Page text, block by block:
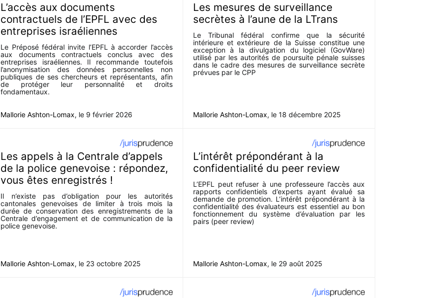
L’accès aux documents
contractuels de l’EPFL avec des
entreprises israéliennes
Le Préposé fédéral invite l’EPFL à accorder l’accès
aux documents contractuels conclus avec des
entreprises israéliennes. Il recommande toutefois
l’anonymisation des données personnelles non
publiques de ses chercheurs et représentants, afin
de protéger leur personnalité et droits
fondamentaux.
Mallorie Ashton-Lomax, le 9 février 2026
Les mesures de surveillance
secrètes à l’aune de la LTrans
Le Tribunal fédéral confirme que la sécurité
intérieure et extérieure de la Suisse constitue une
exception à la divulgation du logiciel (GovWare)
utilisé par les autorités de poursuite pénale suisses
dans le cadre des mesures de surveillance secrète
prévues par le CPP
Mallorie Ashton-Lomax, le 18 décembre 2025
Les appels à la Centrale d’appels
de la police genevoise : répondez,
vous êtes enregistrés !
Il n’existe pas d’obligation pour les autorités
cantonales genevoises de limiter à trois mois la
durée de conservation des enregistrements de la
Centrale d’engagement et de communication de la
police genevoise.
Mallorie Ashton-Lomax, le 23 octobre 2025
L’intérêt prépondérant à la
confidentialité du peer review
L’EPFL peut refuser à une professeure l’accès aux
rapports confidentiels d’experts ayant évalué sa
demande de promotion. L’intérêt prépondérant à la
confidentialité des évaluateurs est essentiel au bon
fonctionnement du système d’évaluation par les
pairs (peer review)
Mallorie Ashton-Lomax, le 29 août 2025